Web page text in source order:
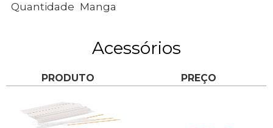
Quantidade Manga
Acessórios
PRODUTO PREÇO